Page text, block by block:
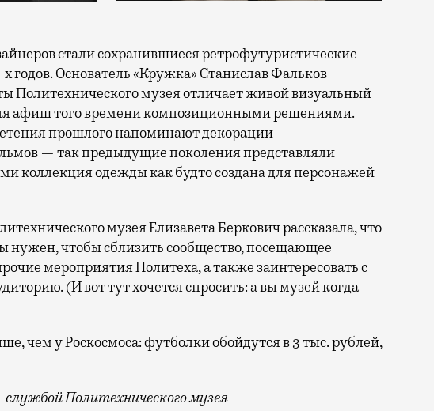
стали сохранившиеся ретрофутуристические
годов. Основатель «Кружка» Станислав Фальков
Политехнического музея отличает живой визуальный
афиш того времени композиционными решениями.
прошлого напоминают декорации
— так предыдущие поколения представляли
коллекция одежды как будто создана для персонажей
музея Елизавета Беркович рассказала, что
нужен, чтобы сблизить сообщество, посещающее
мероприятия Политеха, а также заинтересовать с
(И вот тут хочется спросить: а вы музей когда
чем у Роскосмоса: футболки обойдутся в 3 тыс. рублей,
Политехнического музея